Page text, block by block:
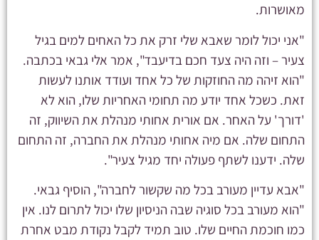
מאושרות.
"אני יכול לומר שאבא שלי זרק את כל האחים למים בגיל
צעיר – וזה היה צעד חכם בדיעבד", אמר אלי גבאי בכתבה.
"הוא זיהה מה החוזקות של כל אחד ועודד אותנו לעשות
זאת. כשכל אחד יודע מה תחומי האחריות שלו, הוא לא
'דורך' על האחר. אם אורית אחותי מנהלת את השיווק, זה
התחום שלה. אם מיה אחותי מנהלת את החברה, זה התחום
שלה. ידענו לשתף פעולה יחד מגיל צעיר".
"אבא עדיין מעורב בכל מה שקשור לחברה", הוסיף גבאי.
"הוא מעורב בכל סוגיה שבה הניסיון שלו יכול לתרום לנו. אין
כמו חוכמת החיים שלו. טוב תמיד לקבל נקודת מבט אחרת